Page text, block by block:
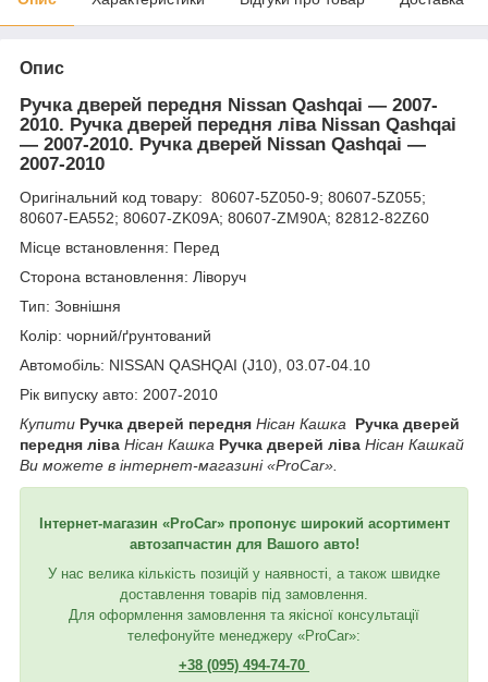
Опис
Ручка дверей передня Nissan Qashqai — 2007-
2010. Ручка дверей передня ліва Nissan Qashqai
— 2007-2010. Ручка дверей Nissan Qashqai —
2007-2010
Оригінальний код товару: 80607-5Z050-9; 80607-5Z055;
80607-EA552; 80607-ZK09A; 80607-ZM90A; 82812-82Z60
Місце встановлення: Перед
Сторона встановлення: Ліворуч
Тип: Зовнішня
Колір: чорний/ґрунтований
Автомобіль: NISSAN QASHQAI (J10), 03.07-04.10
Рік випуску авто: 2007-2010
Купити Ручка дверей передня Нісан Кашка Ручка дверей
передня ліва Нісан Кашка Ручка дверей ліва Нісан Кашкай
Ви можете в інтернет-магазині «ProCar».
Інтернет-магазин «ProCar» пропонує широкий асортимент
автозапчастин для Вашого авто!
У нас велика кількість позицій у наявності, а також швидке
доставлення товарів під замовлення.
Для оформлення замовлення та якісної консультації
телефонуйте менеджеру «ProCar»:
+38 (095) 494-74-70